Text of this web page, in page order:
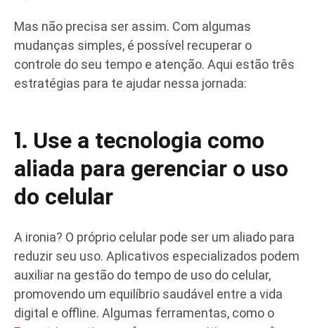
Mas não precisa ser assim. Com algumas
mudanças simples, é possível recuperar o
controle do seu tempo e atenção. Aqui estão três
estratégias para te ajudar nessa jornada:
1. Use a tecnologia como
aliada para gerenciar o uso
do celular
A ironia? O próprio celular pode ser um aliado para
reduzir seu uso. Aplicativos especializados podem
auxiliar na gestão do tempo de uso do celular,
promovendo um equilíbrio saudável entre a vida
digital e offline. Algumas ferramentas, como o